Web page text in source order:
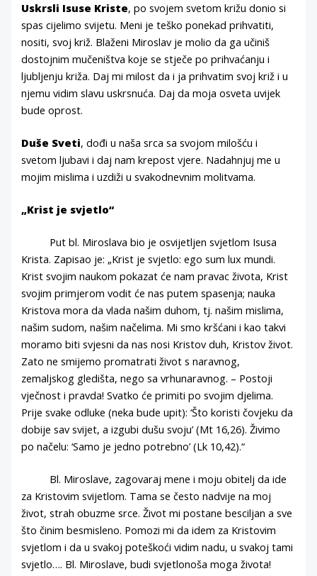
Uskrsli Isuse Kriste, po svojem svetom križu donio si
spas cijelimo svijetu. Meni je teško ponekad prihvatiti,
nositi, svoj križ. Blaženi Miroslav je molio da ga učiniš
dostojnim mučeništva koje se stječe po prihvaćanju i
ljubljenju križa. Daj mi milost da i ja prihvatim svoj križ i u
njemu vidim slavu uskrsnuća. Daj da moja osveta uvijek
bude oprost.
Duše Sveti, dođi u naša srca sa svojom milošću i
svetom ljubavi i daj nam krepost vjere. Nadahnjuj me u
mojim mislima i uzdiži u svakodnevnim molitvama.
„Krist je svjetlo“
Put bl. Miroslava bio je osvijetljen svjetlom Isusa
Krista. Zapisao je: „Krist je svjetlo: ego sum lux mundi.
Krist svojim naukom pokazat će nam pravac života, Krist
svojim primjerom vodit će nas putem spasenja; nauka
Kristova mora da vlada našim duhom, tj. našim mislima,
našim sudom, našim načelima. Mi smo kršćani i kao takvi
moramo biti svjesni da nas nosi Kristov duh, Kristov život.
Zato ne smijemo promatrati život s naravnog,
zemaljskog gledišta, nego sa vrhunaravnog. – Postoji
vječnost i pravda! Svatko će primiti po svojim djelima.
Prije svake odluke (neka bude upit): ‘Što koristi čovjeku da
dobije sav svijet, a izgubi dušu svoju’ (Mt 16,26). Živimo
po načelu: ‘Samo je jedno potrebno’ (Lk 10,42).“
Bl. Miroslave, zagovaraj mene i moju obitelj da ide
za Kristovim svijetlom. Tama se često nadvije na moj
život, strah obuzme srce. Život mi postane besciljan a sve
što činim besmisleno. Pomozi mi da idem za Kristovim
svjetlom i da u svakoj poteškoći vidim nadu, u svakoj tami
svjetlo…. Bl. Miroslave, budi svjetlonoša moga života!